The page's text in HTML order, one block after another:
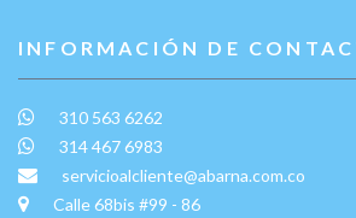
INFORMACIÓN DE
310 563 6262
314 467 6983
servicioalcliente@abarna.com.co
Calle 68bis #99 - 86